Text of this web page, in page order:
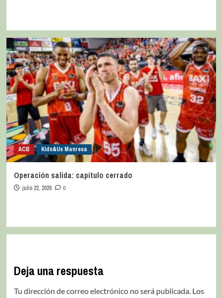
ACB Kids&Us Manresa
Operación salida: capítulo cerrado
julio 22, 2026 0
Deja una respuesta
Tu dirección de correo electrónico no será publicada. Los